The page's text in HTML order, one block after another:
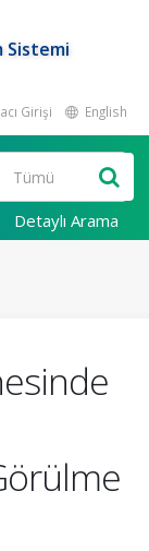
Sistemi
Girişi English
Detaylı Arama